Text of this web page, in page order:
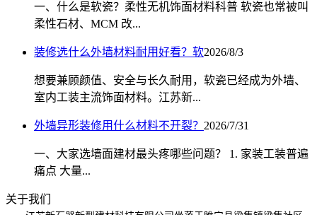
一、什么是软瓷？柔性无机饰面材料科普 软瓷也常被叫
柔性石材、MCM 改...
装修选什么外墙材料耐用好看？软2026/8/3
想要兼顾颜值、安全与长久耐用，软瓷已经成为外墙、
室内工装主流饰面材料。江苏新...
外墙异形装修用什么材料不开裂？ 2026/7/31
一、大家选墙面建材最头疼哪些问题？ 1. 家装工装普遍
痛点 大量...
关于我们